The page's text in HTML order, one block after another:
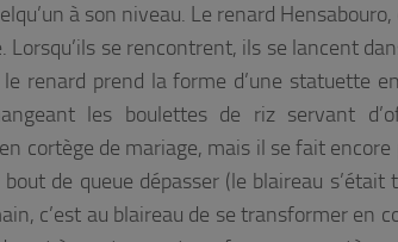
à son niveau. Le renard
Lorsqu’ils se rencontrent, ils se lancent
renard prend la forme d’une statuette
les boulettes de riz servant
cortège de mariage, mais il se fait encore
de queue dépasser (le blaireau s’était
c’est au blaireau de se transformer en